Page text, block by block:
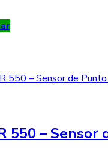
550 – Sensor